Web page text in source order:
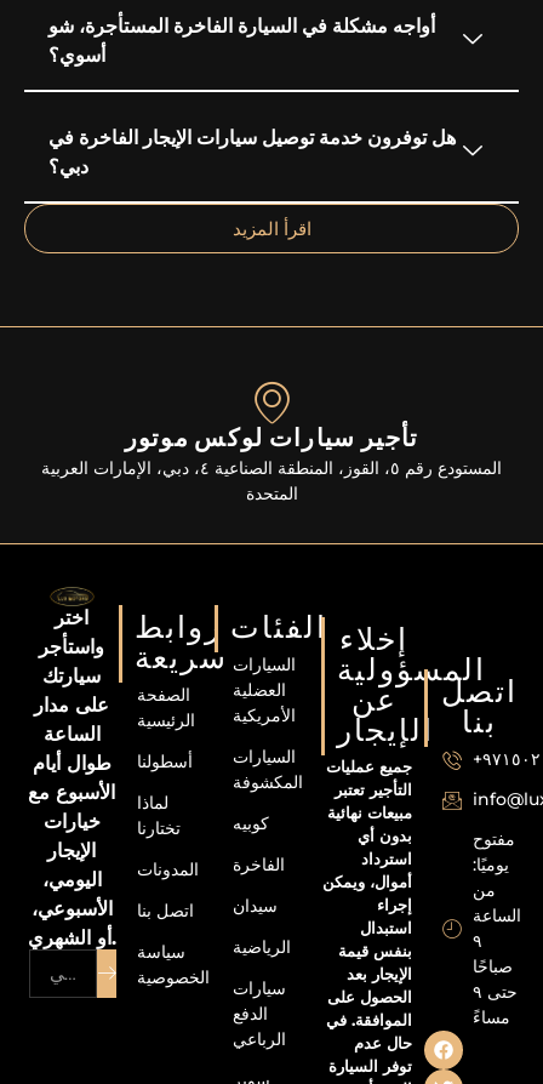
أواجه مشكلة في السيارة الفاخرة المستأجرة، شو
أسوي؟
هل توفرون خدمة توصيل سيارات الإيجار الفاخرة في
دبي؟
اقرأ المزيد
تأجير سيارات لوكس موتور
المستودع رقم ٥، القوز، المنطقة الصناعية ٤، دبي، الإمارات العربية
المتحدة
اختر
واستأجر
سيارتك
على مدار
الساعة
طوال أيام
الأسبوع مع
خيارات
الإيجار
اليومي،
الأسبوعي،
أو الشهري.
روابط
سريعة
الصفحة
الرئيسية
أسطولنا
لماذا
تختارنا
المدونات
اتصل بنا
سياسة
الخصوصية
الفئات
السيارات
العضلية
الأمريكية
السيارات
المكشوفة
كوبيه
الفاخرة
سيدان
الرياضية
سيارات
الدفع
الرباعي
إخلاء
المسؤولية
عن
الإيجار
جميع عمليات
التأجير تعتبر
مبيعات نهائية
بدون أي
استرداد
أموال، ويمكن
إجراء
استبدال
بنفس قيمة
الإيجار بعد
الحصول على
الموافقة. في
حال عدم
توفر السيارة
اتصل
بنا
مفتوح
يوميًا:
من
الساعة
٩
صباحًا
حتى ٩
مساءً